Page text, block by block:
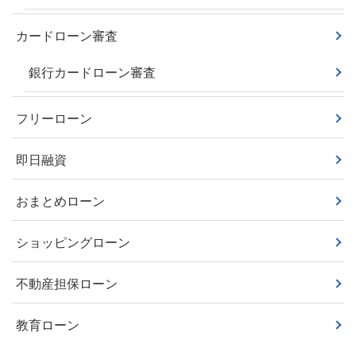
カードローン審査
銀行カードローン審査
フリーローン
即日融資
おまとめローン
ショッピングローン
不動産担保ローン
教育ローン